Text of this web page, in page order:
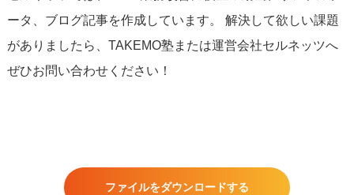
ータ、ブログ記事を作成しています。 解決して欲しい課題
がありましたら、TAKEMO塾または運営会社セルネッツへ
ぜひお問い合わせください！
ファイルをダウンロードする